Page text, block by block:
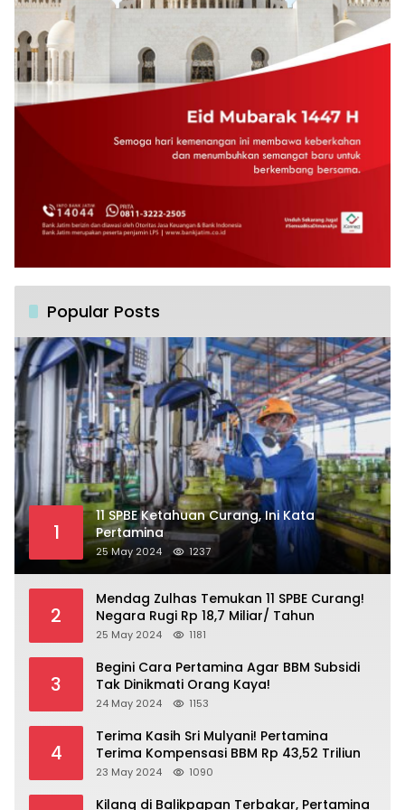
Popular Posts
1
11 SPBE Ketahuan Curang, Ini Kata
Pertamina
25 May 2024 1237
2
Mendag Zulhas Temukan 11 SPBE Curang!
Negara Rugi Rp 18,7 Miliar/ Tahun
25 May 2024 1181
3
Begini Cara Pertamina Agar BBM Subsidi
Tak Dinikmati Orang Kaya!
24 May 2024 1153
4
Terima Kasih Sri Mulyani! Pertamina
Terima Kompensasi BBM Rp 43,52 Triliun
23 May 2024 1090
Kilang di Balikpapan Terbakar, Pertamina